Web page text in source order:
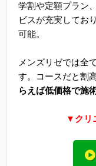
学割や定額プラン
ビスが充実してお
可能。
メンズリゼでは全
す。コースだと割
らえば低価格で施
▼クリ